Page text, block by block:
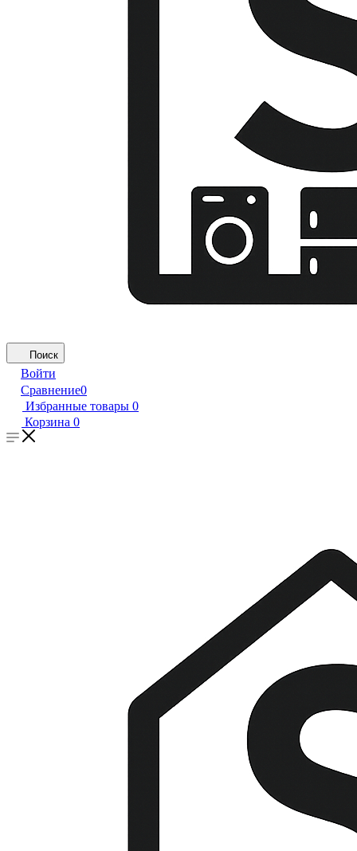
Поиск
Войти
Сравнение0
Избранные товары 0
Корзина 0